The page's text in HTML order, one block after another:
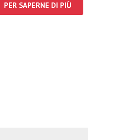
PER SAPERNE DI PIÙ